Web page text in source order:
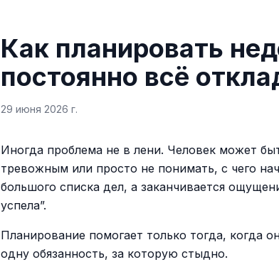
Как планировать
постоянно всё
29 июня 2026 г.
Иногда проблема не в лени. Человек может
тревожным или просто не понимать, с чего
большого списка дел, а заканчивается
успела”.
Планирование помогает только тогда, когда
одну обязанность, за которую стыдно.